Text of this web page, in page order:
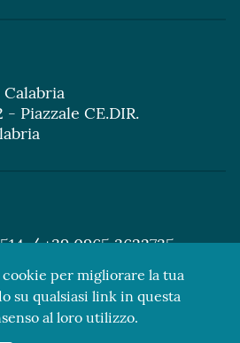
- Piazzale CE.DIR.
/ +39 0965 3622735
per migliorare la tua
su qualsiasi link in questa
al loro utilizzo.